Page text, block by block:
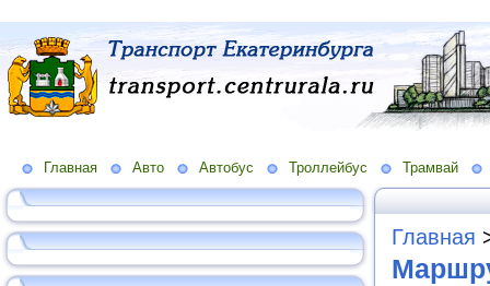
Главная Авто Автобус Троллейбус Трамвай
Главная